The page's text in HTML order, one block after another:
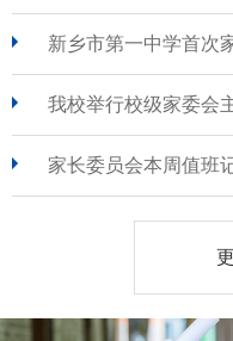
新乡市第一中学首次
我校举行校级家委会
家长委员会本周值班